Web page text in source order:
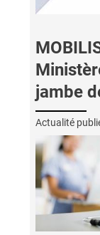
jambe
Actualité